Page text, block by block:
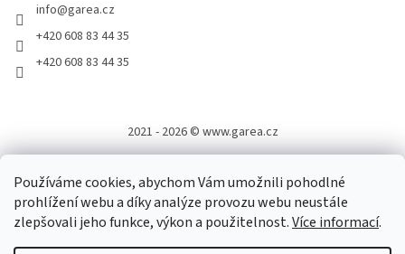
Používáme cookies, abychom Vám umožnili pohodlné
prohlížení webu a díky analýze provozu webu neustále
zlepšovali jeho funkce, výkon a použitelnost.Více informací.
info@garea.cz
+420 608 83 44 35
+420 608 83 44 35
2021 - 2026 © www.garea.cz
Vytvořil Shoptet